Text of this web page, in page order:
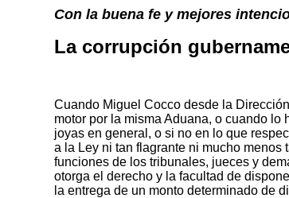
Con la buena fe y mejores
La corrupción
Cuando Miguel Cocco desde la
motor por la misma Aduana, o cuando
joyas en general, o si no en lo que
a la Ley ni tan flagrante ni mucho
funciones de los tribunales, jueces y
otorga el derecho y la facultad de
la entrega de un monto determinado de